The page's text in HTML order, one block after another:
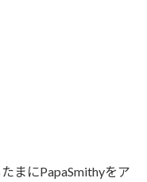
まにPapaSmithyをア